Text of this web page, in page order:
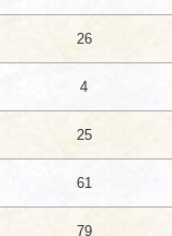
26
4
25
61
79